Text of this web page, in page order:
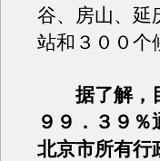
谷、房山、延
站和３００个
据了解，目
９９．３９
北京市所有行